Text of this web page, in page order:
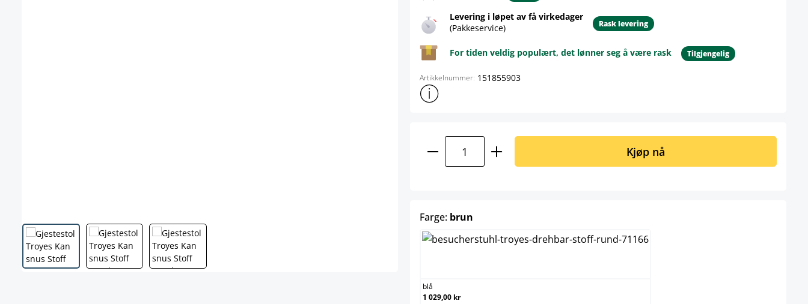
Levering i løpet av få virkedager
(Pakkeservice)
Rask levering
For tiden veldig populært, det lønner seg å være rask Tilgjengelig
Artikkelnummer: 151855903
Vis mer produktinformasjon
Produktmengde: Angi ønsket mengde eller bruk
Kjøp nå
Farge: brun
blå
1 029,00 kr